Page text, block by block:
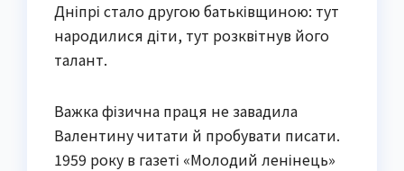
Дніпрі стало другою батьківщиною: тут
народилися діти, тут розквітнув його
талант.
Важка фізична праця не завадила
Валентину читати й пробувати писати.
1959 року в газеті «Молодий ленінець»